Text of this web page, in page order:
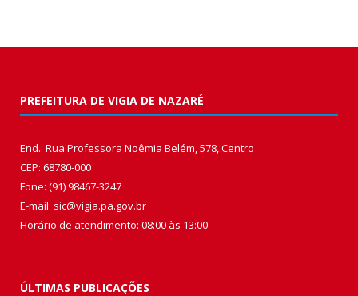
PREFEITURA DE VIGIA DE NAZARÉ
End.: Rua Professora Noêmia Belém, 578, Centro
CEP: 68780-000
Fone: (91) 98467-3247
E-mail: sic@vigia.pa.gov.br
Horário de atendimento: 08:00 às 13:00
ÚLTIMAS PUBLICAÇÕES